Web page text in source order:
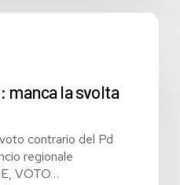
manca la svolta
contrario del Pd
regionale
VOTO…